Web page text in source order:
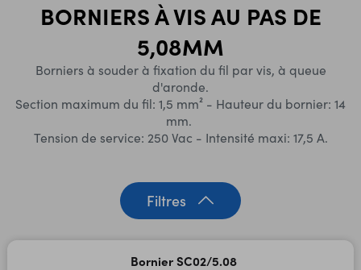
BORNIERS À VIS AU PAS DE
5,08MM
Borniers à souder à fixation du fil par vis, à queue
d'aronde.
Section maximum du fil: 1,5 mm² - Hauteur du bornier: 14
mm.
Tension de service: 250 Vac - Intensité maxi: 17,5 A.
Filtres
Bornier SC02/5.08